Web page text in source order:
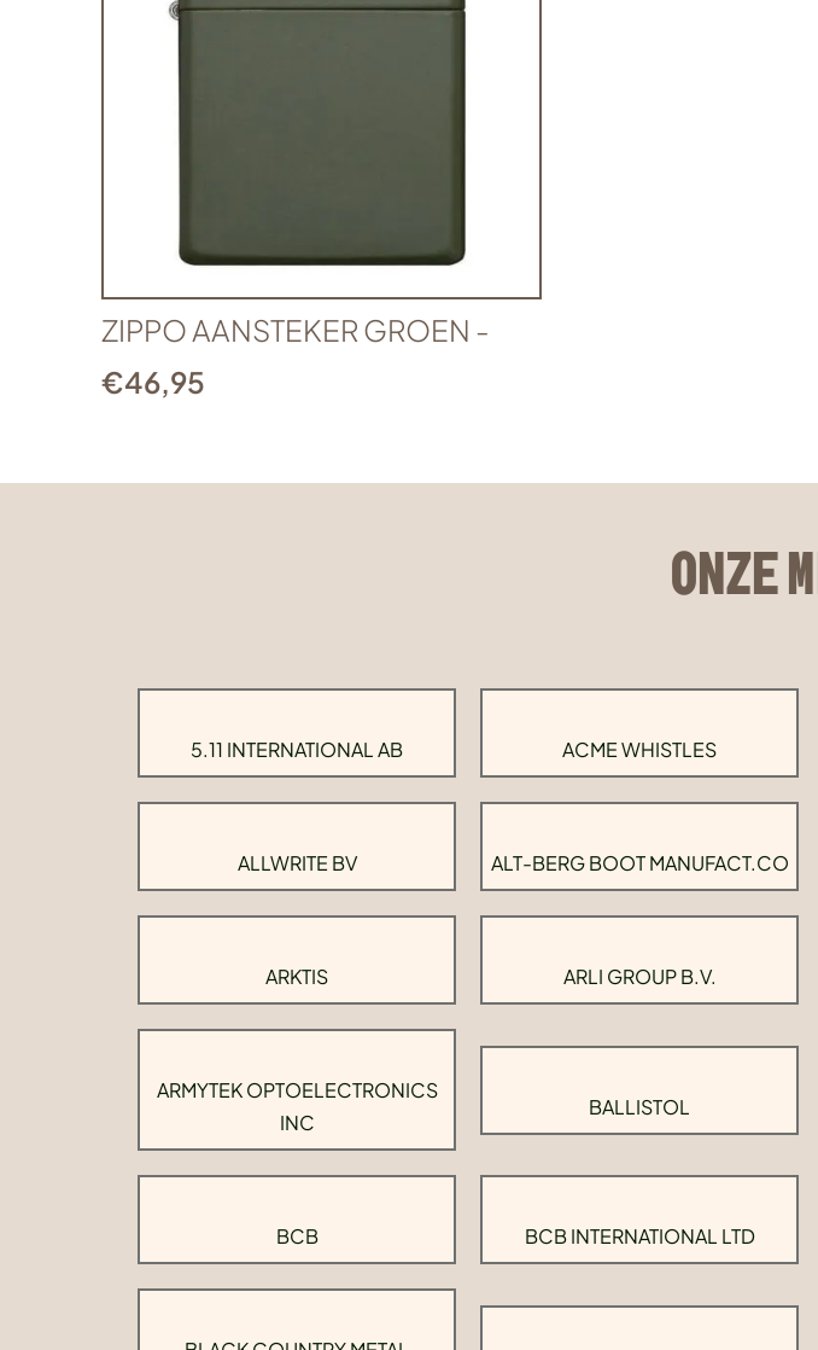
ZIPPO AANSTEKER GROEN -
€46,95
ONZE
5.11 INTERNATIONAL AB ACME WHISTLES
ALLWRITE BV ALT-BERG BOOT MANUFACT.CO
ARKTIS ARLI GROUP B.V.
ARMYTEK OPTOELECTRONICS
INC
BALLISTOL
BCB BCB INTERNATIONAL LTD